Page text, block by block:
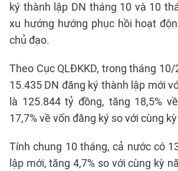
ký thành lập DN tháng 10 và 10
xu hướng hướng phục hồi hoạt
chủ đạo.
Theo Cục QLĐKKD, trong tháng
15.435 DN đăng ký thành lập mới
là 125.844 tỷ đồng, tăng 18,5%
17,7% về vốn đăng ký so với cùng
Tính chung 10 tháng, cả nước có
lập mới, tăng 4,7% so với cùng kỳ